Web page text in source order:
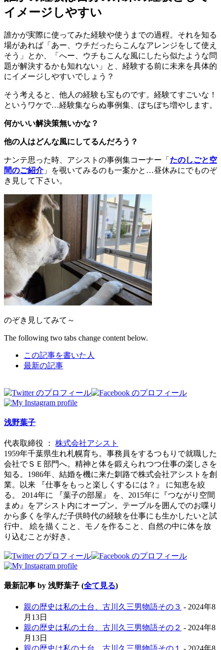
イメージしやすい
誰かが実際に使ってみた経験や使うまでの過程。それを知る
場があれば「あー、ウチだったらこんなアレンジをして使え
そう」とか、「へー、ウチもこんな風にしたら似たような問
題が解決するかも知れない」と、経験する前に未来を具体的
にイメージしやすいでしょう？
そう考えると、他人の経験も宝ものです。経験てすごいな！
というワケで…経験集ならぬ事例集、ぼちぼち増やします。
何かいい解決策無いかな？
他の人はどんな風にしてるんだろう？
ナンテ思った時、アシストの事例集コーナー「 たのしごと空
間のご紹介」を覗いてみるのも一案かと…昼休みにでものぞ
き見して下さい。
のぞき見してみて～
The following two tabs change content below.
この記事を書いた人
最新の記事
浅野葉子
代表取締役 ： 株式会社アシスト
1959年千葉県生れ札幌育ち。事務員をするつもりで就職した
会社でＳＥ部門へ。精神と体を鍛えられつつ仕事の楽しさを
知る。1986年、結婚を機に来た釧路で株式会社アシストを創
業。以来 『仕事をもっと楽しくするには？』 に知恵を絞
る。 2014年に 『葉子の部屋』 を、2015年に『つながり空間
まめ』をアシスト内にオープン。テーブルを囲んでのお喋り
から多くを学んだ子供時代の経験を仕事にも生かしたいと試
行中。 絵を描くこと、モノを作ること、自然の中に体を放
り込むことが好き。
最新記事 by 浅野葉子 (全て見る)
親の歴史は私の土台、古川久三男物語その３ - 2024年8
月13日
親の歴史は私の土台、古川久三男物語その２ - 2024年8
月13日
親の歴史は私の土台、古川久三男物語その１
- 2024年8